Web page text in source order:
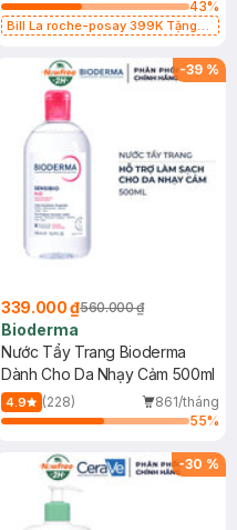
43%
Bill La roche-posay 399K Tặng
(SL có hạn)
-39 %
339.000 ₫560.000 ₫
Bioderma
Nước Tẩy Trang Bioderma
Dành Cho Da Nhạy Cảm 500ml
4.9 (228)
861/tháng
55%
-30 %